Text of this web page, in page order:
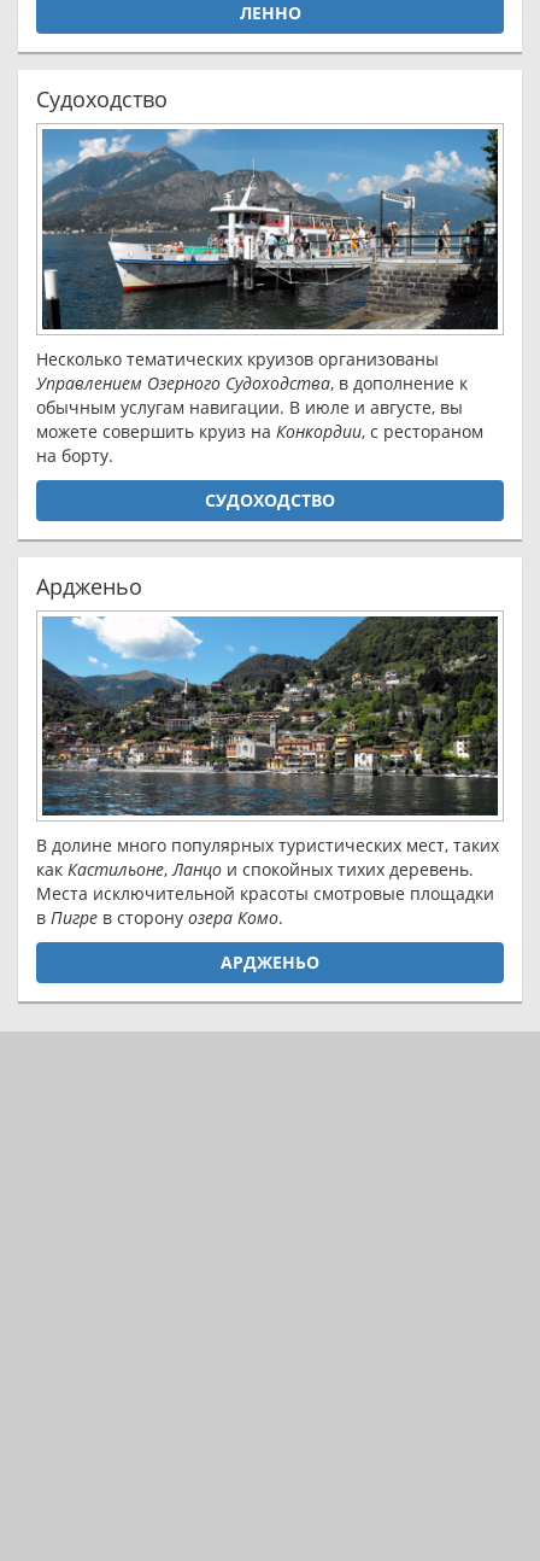
ЛЕННО
Судоходство
Несколько тематических круизов организованы
Управлением Озерного Судоходства, в дополнение к
обычным услугам навигации. В июле и августе, вы
можете совершить круиз на Конкордии, с рестораном
на борту.
СУДОХОДСТВО
Ардженьо
В долине много популярных туристических мест, таких
как Кастильоне,Ланцо и спокойных тихих деревень.
Места исключительной красоты смотровые площадки
в Пигре в сторону озера Комо.
АРДЖЕНЬО